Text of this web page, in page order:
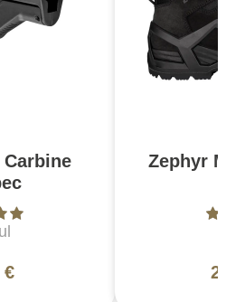
Carbine
€
Zephyr